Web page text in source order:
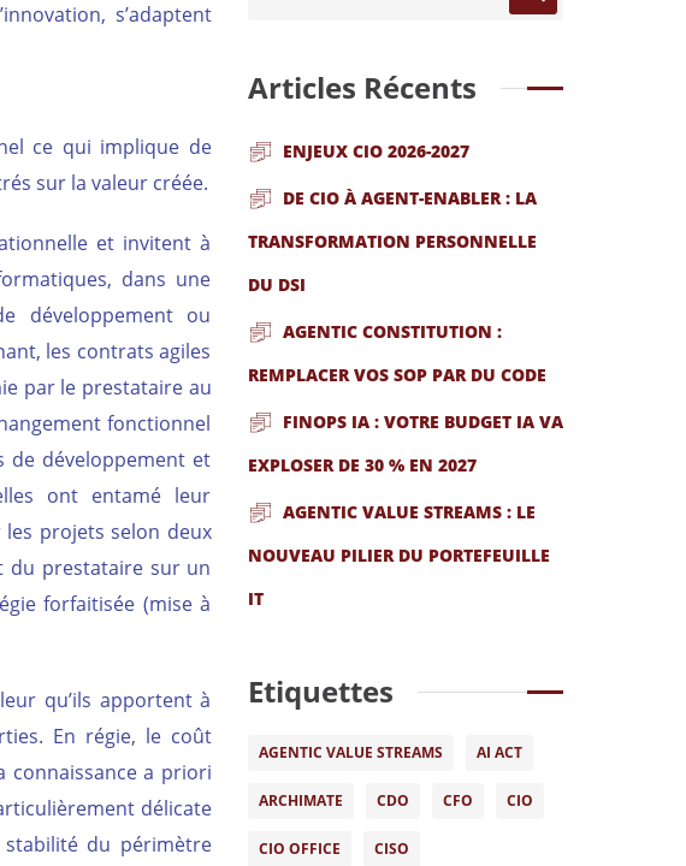
s’adaptent
ce qui implique de
sur la valeur créée.
et invitent à
dans une
développement ou
les contrats agiles
par le prestataire au
fonctionnel
de développement et
ont entamé leur
projets selon deux
du prestataire sur un
forfaitisée (mise à
qu’ils apportent à
En régie, le coût
connaissance a priori
délicate
du périmètre
Articles Récents
ENJEUX CIO 2026-2027
DE CIO À AGENT-ENABLER : LA
TRANSFORMATION PERSONNELLE
DU DSI
AGENTIC CONSTITUTION :
REMPLACER VOS SOP PAR DU CODE
FINOPS IA : VOTRE BUDGET IA VA
EXPLOSER DE 30 % EN 2027
AGENTIC VALUE STREAMS : LE
NOUVEAU PILIER DU PORTEFEUILLE
IT
Etiquettes
AGENTIC VALUE STREAMS AI ACT
ARCHIMATE CDO CFO CIO
CIO OFFICE CISO